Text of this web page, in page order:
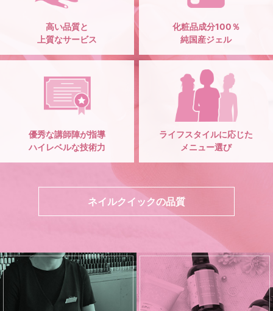
高い品質と
上質なサービス
化粧品成分100％
純国産ジェル
優秀な講師陣が指導
ハイレベルな技術力
ライフスタイルに応じた
メニュー選び
ネイルクイックの品質